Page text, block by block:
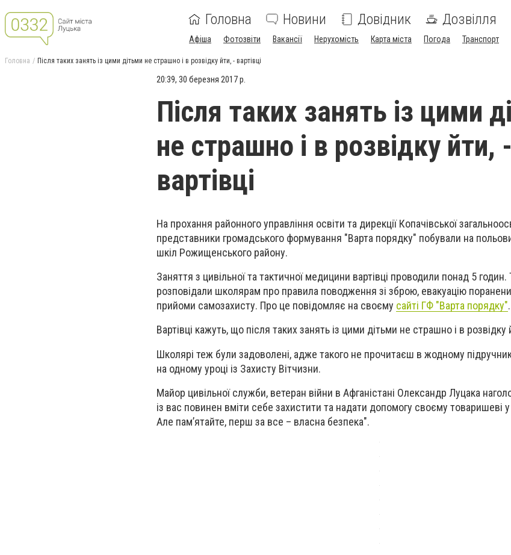
Головна Новини Довідник Дозвілля
Афіша Фотозвіти Вакансії Нерухомість Карта міста Погода Транспорт
Головна Після таких занять із цими дітьми не страшно і в розвідку йти, - вартівці
20:39, 30 березня 2017 р.
Після таких занять із цими
не страшно і в розвідку йти, -
вартівці
На прохання районного управління освіти та дирекції Копачівської
представники громадського формування "Варта порядку" побували на
шкіл Рожищенського району.
Заняття з цивільної та тактичної медицини вартівці проводили понад 5
розповідали школярам про правила поводження зі зброю, евакуацію
прийоми самозахисту. Про це повідомляє на своєму сайті ГФ "Варта порядку".
Вартівці кажуть, що після таких занять із цими дітьми не страшно і в розвідку
Школярі теж були задоволені, адже такого не прочитаєш в жодному
на одному уроці із Захисту Вітчизни.
Майор цивільної служби, ветеран війни в Афганістані Олександр Луцака
із вас повинен вміти себе захистити та надати допомогу своєму товаришеві у
Але пам’ятайте, перш за все – власна безпека".